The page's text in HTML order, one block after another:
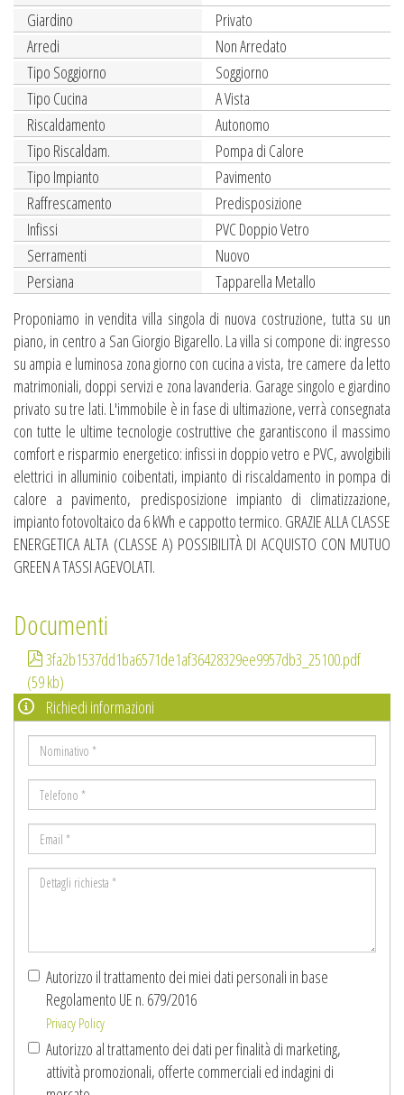
Giardino
Privato
Arredi
Non Arredato
Tipo Soggiorno
Soggiorno
Tipo Cucina
A Vista
Riscaldamento
Autonomo
Tipo Riscaldam.
Pompa di Calore
Tipo Impianto
Pavimento
Raffrescamento
Predisposizione
Infissi
PVC Doppio Vetro
Serramenti
Nuovo
Persiana
Tapparella Metallo
Proponiamo in vendita villa singola di nuova costruzione, tutta su un
piano, in centro a San Giorgio Bigarello. La villa si compone di: ingresso
su ampia e luminosa zona giorno con cucina a vista, tre camere da letto
matrimoniali, doppi servizi e zona lavanderia. Garage singolo e giardino
privato su tre lati. L'immobile è in fase di ultimazione, verrà consegnata
con tutte le ultime tecnologie costruttive che garantiscono il massimo
comfort e risparmio energetico: infissi in doppio vetro e PVC, avvolgibili
elettrici in alluminio coibentati, impianto di riscaldamento in pompa di
calore a pavimento, predisposizione impianto di climatizzazione,
impianto fotovoltaico da 6 kWh e cappotto termico. GRAZIE ALLA CLASSE
ENERGETICA ALTA (CLASSE A) POSSIBILITÀ DI ACQUISTO CON MUTUO
GREEN A TASSI AGEVOLATI.
Documenti
3fa2b1537dd1ba6571de1af36428329ee9957db3_25100.pdf
(59 kb)
Richiedi informazioni
Nominativo
*
Telefono
*
Email
*
Dettagli
Autorizzo il trattamento dei miei dati personali in base
Regolamento UE n. 679/2016
Privacy Policy
Autorizzo al trattamento dei dati per finalità di marketing,
attività promozionali, offerte commerciali ed indagini di